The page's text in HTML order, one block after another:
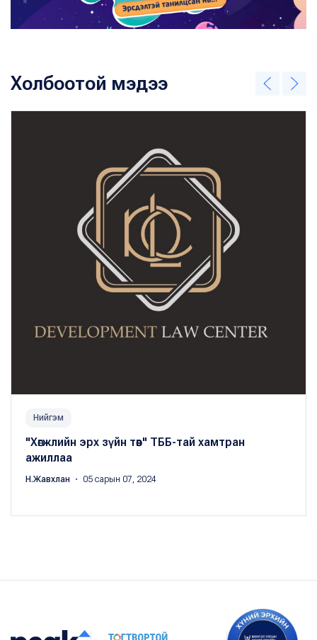
Холбоотой мэдээ
Нийгэм
"Хөгжлийн эрх зүйн төв" ТББ-тай хамтран
ажиллаа
Н.Жавхлан ・ 05 сарын 07, 2024